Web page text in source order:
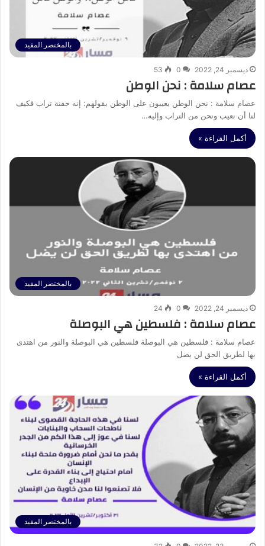
بالمختصر المفيد
ديسمبر 24, 2022 0
53
عصام سلامة : نحن الوطن
عصام سلامة : نحن الوطن يعيبون على الوطن بقولهم: إنه حفنة تراب فكيف
لنا أن نعيب ونحن من التراب وإليه…
أكمل القراءة »
بالمختصر المفيد
ديسمبر 24, 2022 0
24
عصام سلامة : فلسطين هي البوصلة
عصام سلامة : فلسطين هي البوصلة فلسطين هي البوصلة والنور من اهتدى
بها لطريق الحق لن يضل
أكمل القراءة »
بالمختصر المفيد